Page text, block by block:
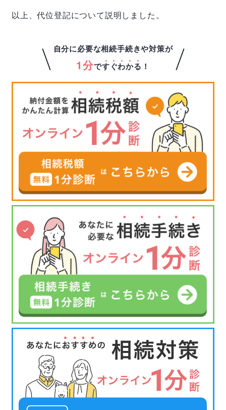
以上、代位登記について説明しました。
自分に必要な相続手続きや対策が
1分ですぐわかる ！